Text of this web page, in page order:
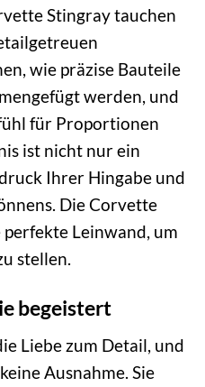
Stingray tauchen
wie präzise Bauteile
werden, und
für Proportionen
ist nicht nur ein
Ihrer Hingabe und
Die Corvette
Leinwand, um
stellen.
begeistert
Liebe zum Detail, und
Ausnahme. Sie